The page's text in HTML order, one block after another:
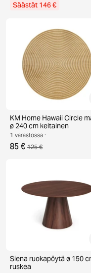
Säästät 146 €
KM Home Hawaii Circle
ø 240 cm keltainen
1 varastossa ·
85 € 125 €
Siena ruokapöytä ø 150
ruskea